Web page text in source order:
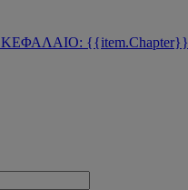
ΚΕΦΑΛΑΙΟ: {{item.Chapter}}